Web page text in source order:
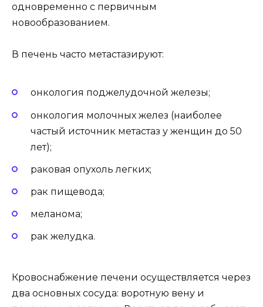
одновременно с первичным
новообразованием.
В печень часто метастазируют:
онкология поджелудочной железы;
онкология молочных желез (наиболее
частый источник метастаз у женщин до 50
лет);
раковая опухоль легких;
рак пищевода;
меланома;
рак желудка.
Кровоснабжение печени осуществляется через
два основных сосуда: воротную вену и